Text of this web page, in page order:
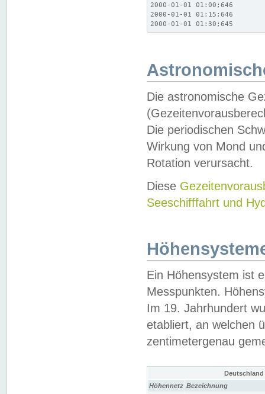
2000-01-01 01:00;646
2000-01-01 01:15;646
2000-01-01 01:30;645
Die astronomische
Die periodischen
Wirkung von Mond
Rotation verursacht.
Diese
Seeschifffahrt und
Ein Höhensystem ist
Messpunkten.
Im 19. Jahrhundert
etabliert, an welchen
zentimetergenau
Höhennetz Bezeichnung